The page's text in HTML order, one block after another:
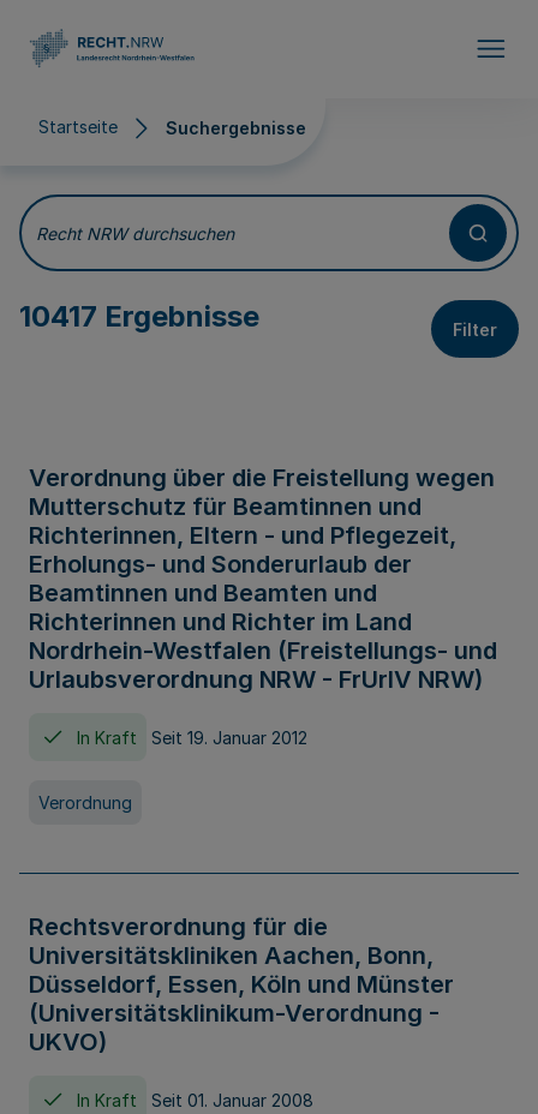
Startseite Suchergebnisse
Suchergebnisse
Recht NRW durchsuchen
10417 Ergebnisse Filter
Verordnung über die Freistellung wegen
Mutterschutz für Beamtinnen und
Richterinnen, Eltern - und Pflegezeit,
Erholungs- und Sonderurlaub der
Beamtinnen und Beamten und
Richterinnen und Richter im Land
Nordrhein-Westfalen (Freistellungs- und
Urlaubsverordnung NRW - FrUrlV NRW)
In Kraft Seit 19. Januar 2012
Verordnung
Rechtsverordnung für die
Universitätskliniken Aachen, Bonn,
Düsseldorf, Essen, Köln und Münster
(Universitätsklinikum-Verordnung -
UKVO)
In Kraft Seit 01. Januar 2008